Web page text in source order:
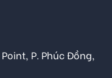
P. Phúc Đồng,